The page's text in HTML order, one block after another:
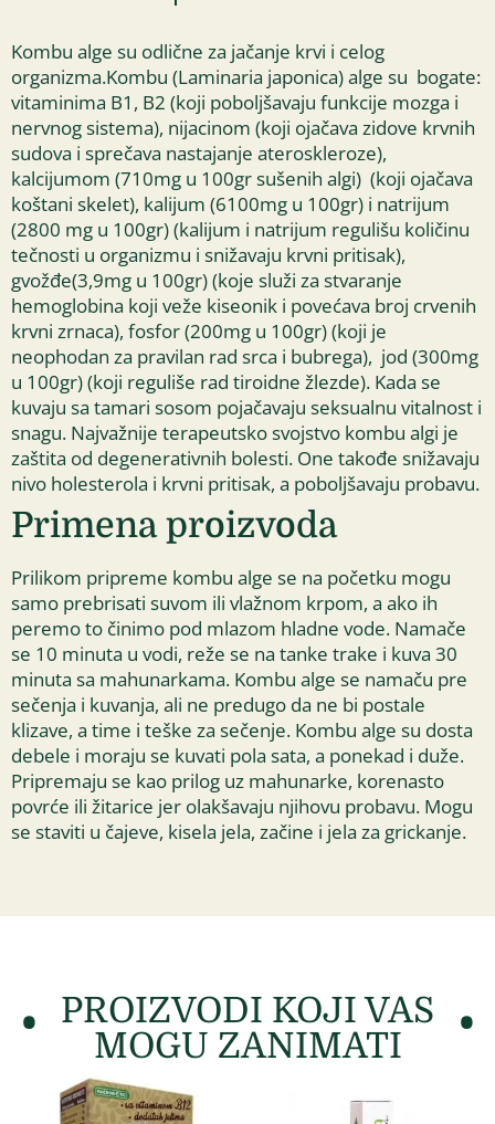
Kombu alge su odlične za jačanje krvi i celog
organizma.Kombu (Laminaria japonica) alge su bogate:
vitaminima B1, B2 (koji poboljšavaju funkcije mozga i
nervnog sistema), nijacinom (koji ojačava zidove krvnih
sudova i sprečava nastajanje ateroskleroze),
kalcijumom (710mg u 100gr sušenih algi) (koji ojačava
koštani skelet), kalijum (6100mg u 100gr) i natrijum
(2800 mg u 100gr) (kalijum i natrijum regulišu količinu
tečnosti u organizmu i snižavaju krvni pritisak),
gvožđe(3,9mg u 100gr) (koje služi za stvaranje
hemoglobina koji veže kiseonik i povećava broj crvenih
krvni zrnaca), fosfor (200mg u 100gr) (koji je
neophodan za pravilan rad srca i bubrega), jod (300mg
u 100gr) (koji reguliše rad tiroidne žlezde). Kada se
kuvaju sa tamari sosom pojačavaju seksualnu vitalnost i
snagu. Najvažnije terapeutsko svojstvo kombu algi je
zaštita od degenerativnih bolesti. One takođe snižavaju
nivo holesterola i krvni pritisak, a poboljšavaju probavu.
Primena proizvoda
Prilikom pripreme kombu alge se na početku mogu
samo prebrisati suvom ili vlažnom krpom, a ako ih
peremo to činimo pod mlazom hladne vode. Namače
se 10 minuta u vodi, reže se na tanke trake i kuva 30
minuta sa mahunarkama. Kombu alge se namaču pre
sečenja i kuvanja, ali ne predugo da ne bi postale
klizave, a time i teške za sečenje. Kombu alge su dosta
debele i moraju se kuvati pola sata, a ponekad i duže.
Pripremaju se kao prilog uz mahunarke, korenasto
povrće ili žitarice jer olakšavaju njihovu probavu. Mogu
se staviti u čajeve, kisela jela, začine i jela za grickanje.
PROIZVODI KOJI VAS
MOGU ZANIMATI